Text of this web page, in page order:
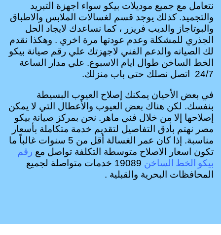
نتعامل مع جميع موديلات بيكو سواء اجهزة التبريد
والتجميد. كذلك يوجد قسم لغسالات الملابس والاطباق
والبوتاجاز والديب فريزر ، كما نساعدك لايجاد الحل
الجذري للمشكلة وعدم عودتها مرة اخري . وهكذا نقدم
لك الصيانه والدعم الفني لاجهزتك علي رقم صيانة بيكو
الخط الساخن طوال ايام الاسبوع. علي مدار الساعة
24/7 اتصل نصلك حتى باب منزلك.
في بعض الأحيان يمكنك إصلاح العيوب البسيطة
بنفسك. لكن هناك بعض العيوب والأعطال التي لا يمكن
إصلاحها إلا من خلال فني ماهر. نحن بمركز صيانة بيكو
مصر نهتم بأدق التفاصيل لتقديم خدمة متكاملة بأسعار
مناسبة. إذا كان عمر الغسالة أقل من 5 سنوات غالباً ما
تكون اسعار الاصلاح متوسطة التكلفة تواصل مع رقم
بيكو الخط الساخن
19089 خدمات متواصلة لجميع
المحافظات البحرية والقبلية .